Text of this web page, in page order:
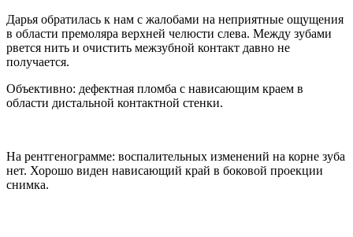
Дарья обратилась к нам с жалобами на неприятные ощущения
в области премоляра верхней челюсти слева. Между зубами
рвется нить и очистить межзубной контакт давно не
получается.
Объективно: дефектная пломба с нависающим краем в
области дистальной контактной стенки.
На рентгенограмме: воспалительных изменений на корне зуба
нет. Хорошо виден нависающий край в боковой проекции
снимка.